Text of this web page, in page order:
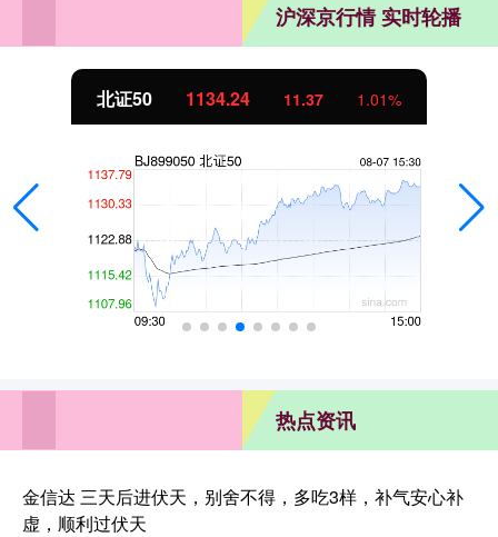
沪深京行情 实时轮播
北证50 1134.24 11.37 1.01%
热点资讯
金信达 三天后进伏天，别舍不得，多吃3样，补气安心补
虚，顺利过伏天